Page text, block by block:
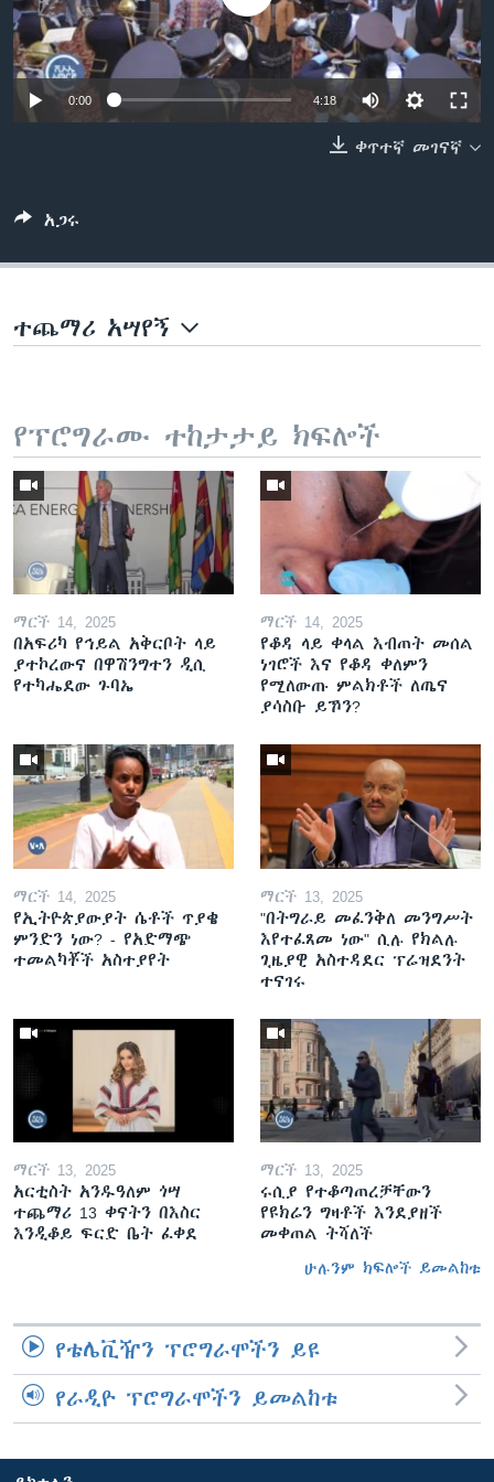
ቋንቋዎች
0:00 4:18
ቀጥተኛ መገናኛ
አጋሩ
ተጨማሪ አሣየኝ
የፕሮግራሙ ተከታታይ ክፍሎች
ማርች 14, 2025
በአፍሪካ የኅይል አቅርቦት ላይ
ያተኮረውና በዋሽንግተን ዲሲ
የተካሔደው ጉባኤ
ማርች 14, 2025
የቆዳ ላይ ቀላል እብጠት መሰል
ነገሮች እና የቆዳ ቀለምን
የሚለውጡ ምልክቶች ለጤና
ያሳስቡ ይኾን?
ማርች 14, 2025
የኢትዮጵያውያት ሴቶች ጥያቄ
ምንድን ነው? - የአድማጭ
ተመልካቾች አስተያየት
ማርች 13, 2025
"በትግራይ መፈንቅለ መንግሥት
እየተፈጸመ ነው" ሲሉ የክልሉ
ጊዜያዊ አስተዳደር ፕሬዝደንት
ተናገሩ
ማርች 13, 2025
አርቲስት አንዱዓለም ጎሣ
ተጨማሪ 13 ቀናትን በእስር
እንዲቆይ ፍርድ ቤት ፈቀደ
ማርች 13, 2025
ሩሲያ የተቆጣጠረቻቸውን
የዩክሬን ግዛቶች እንደያዘች
መቀጠል ትሻለች
ሁሉንም ክፍሎች ይመልከቱ
የቴሌቪዥን ፕሮግራሞችን ይዩ
የራዲዮ ፕሮግራሞችን ይመልከቱ